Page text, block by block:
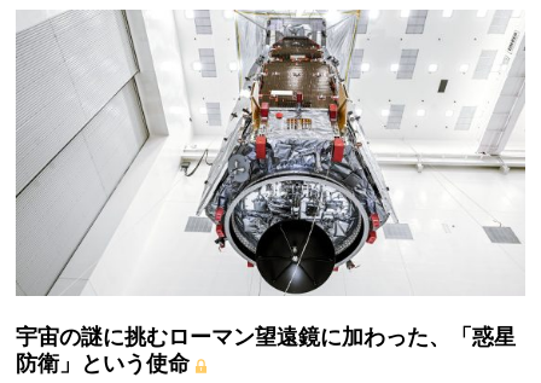
宇宙の謎に挑むローマン望遠鏡に加わった、「惑星
防衛」という使命